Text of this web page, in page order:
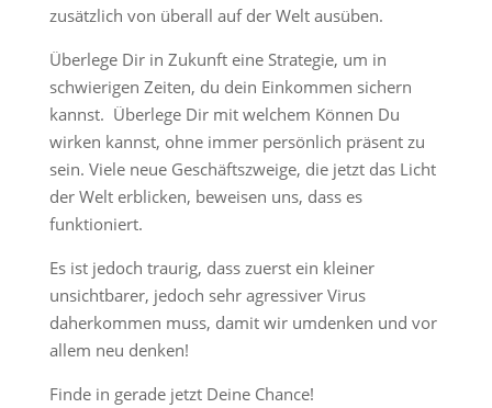
zusätzlich von überall auf der Welt ausüben.
Überlege Dir in Zukunft eine Strategie, um in
schwierigen Zeiten, du dein Einkommen sichern
kannst. Überlege Dir mit welchem Können Du
wirken kannst, ohne immer persönlich präsent zu
sein. Viele neue Geschäftszweige, die jetzt das Licht
der Welt erblicken, beweisen uns, dass es
funktioniert.
Es ist jedoch traurig, dass zuerst ein kleiner
unsichtbarer, jedoch sehr agressiver Virus
daherkommen muss, damit wir umdenken und vor
allem neu denken!
Finde in gerade jetzt Deine Chance!